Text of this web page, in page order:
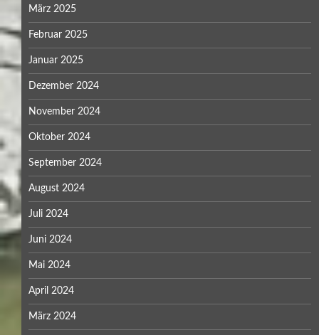
März 2025
Februar 2025
Januar 2025
Dezember 2024
November 2024
Oktober 2024
September 2024
August 2024
Juli 2024
Juni 2024
Mai 2024
April 2024
März 2024